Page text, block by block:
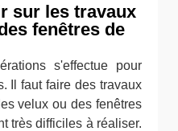
sur les travaux
fenêtres de
s'effectue pour
Il faut faire des travaux
velux ou des fenêtres
très difficiles à réaliser.